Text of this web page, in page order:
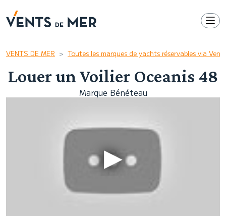
VENTS DE MER Toutes les marques de yachts réservables via
Louer un Voilier Oceanis 48
Marque Bénéteau